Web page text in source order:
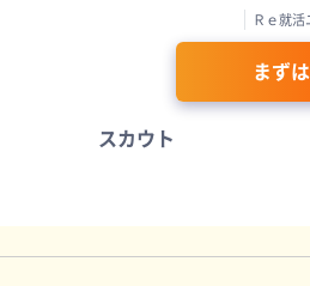
Ｒｅ就活
まず
スカウト